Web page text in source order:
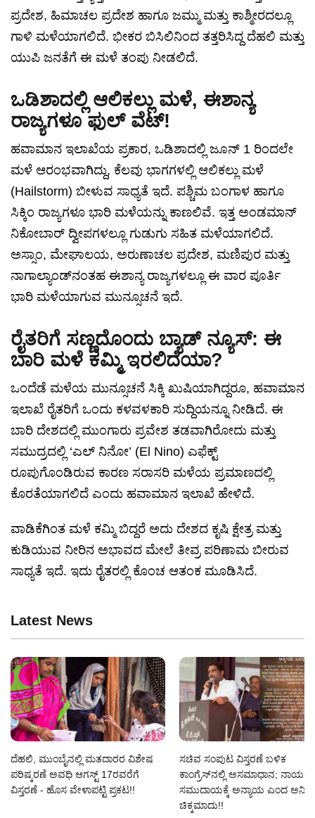
ಪ್ರದೇಶ, ಹಿಮಾಚಲ ಪ್ರದೇಶ ಹಾಗೂ ಜಮ್ಮು ಮತ್ತು ಕಾಶ್ಮೀರದಲ್ಲೂ
ಗಾಳಿ ಮಳೆಯಾಗಲಿದೆ. ಭೀಕರ ಬಿಸಿಲಿನಿಂದ ತತ್ತರಿಸಿದ್ದ ದೆಹಲಿ ಮತ್ತು
ಯುಪಿ ಜನತೆಗೆ ಈ ಮಳೆ ತಂಪು ನೀಡಲಿದೆ.
ಒಡಿಶಾದಲ್ಲಿ ಆಲಿಕಲ್ಲು ಮಳೆ, ಈಶಾನ್ಯ
ರಾಜ್ಯಗಳೂ ಫುಲ್ ವೆಟ್!
ಹವಾಮಾನ ಇಲಾಖೆಯ ಪ್ರಕಾರ, ಒಡಿಶಾದಲ್ಲಿ ಜೂನ್ 1 ರಿಂದಲೇ
ಮಳೆ ಆರಂಭವಾಗಿದ್ದು, ಕೆಲವು ಭಾಗಗಳಲ್ಲಿ ಆಲಿಕಲ್ಲು ಮಳೆ
(Hailstorm) ಬೀಳುವ ಸಾಧ್ಯತೆ ಇದೆ. ಪಶ್ಚಿಮ ಬಂಗಾಳ ಹಾಗೂ
ಸಿಕ್ಕಿಂ ರಾಜ್ಯಗಳೂ ಭಾರಿ ಮಳೆಯನ್ನು ಕಾಣಲಿವೆ. ಇತ್ತ ಅಂಡಮಾನ್
ನಿಕೋಬಾರ್ ದ್ವೀಪಗಳಲ್ಲೂ ಗುಡುಗು ಸಹಿತ ಮಳೆಯಾಗಲಿದೆ.
ಅಸ್ಸಾಂ, ಮೇಘಾಲಯ, ಅರುಣಾಚಲ ಪ್ರದೇಶ, ಮಣಿಪುರ ಮತ್ತು
ನಾಗಾಲ್ಯಾಂಡ್‌ನಂತಹ ಈಶಾನ್ಯ ರಾಜ್ಯಗಳಲ್ಲೂ ಈ ವಾರ ಪೂರ್ತಿ
ಭಾರಿ ಮಳೆಯಾಗುವ ಮುನ್ಸೂಚನೆ ಇದೆ.
ರೈತರಿಗೆ ಸಣ್ಣದೊಂದು ಬ್ಯಾಡ್ ನ್ಯೂಸ್: ಈ
ಬಾರಿ ಮಳೆ ಕಮ್ಮಿ ಇರಲಿದೆಯಾ?
ಒಂದೆಡೆ ಮಳೆಯ ಮುನ್ಸೂಚನೆ ಸಿಕ್ಕಿ ಖುಷಿಯಾಗಿದ್ದರೂ, ಹವಾಮಾನ
ಇಲಾಖೆ ರೈತರಿಗೆ ಒಂದು ಕಳವಳಕಾರಿ ಸುದ್ದಿಯನ್ನೂ ನೀಡಿದೆ. ಈ
ಬಾರಿ ದೇಶದಲ್ಲಿ ಮುಂಗಾರು ಪ್ರವೇಶ ತಡವಾಗಿರೋದು ಮತ್ತು
ಸಮುದ್ರದಲ್ಲಿ ‘ಎಲ್ ನಿನೋ’ (El Nino) ಎಫೆಕ್ಟ್
ರೂಪುಗೊಂಡಿರುವ ಕಾರಣ ಸರಾಸರಿ ಮಳೆಯ ಪ್ರಮಾಣದಲ್ಲಿ
ಕೊರತೆಯಾಗಲಿದೆ ಎಂದು ಹವಾಮಾನ ಇಲಾಖೆ ಹೇಳಿದೆ.
ವಾಡಿಕೆಗಿಂತ ಮಳೆ ಕಮ್ಮಿ ಬಿದ್ದರೆ ಅದು ದೇಶದ ಕೃಷಿ ಕ್ಷೇತ್ರ ಮತ್ತು
ಕುಡಿಯುವ ನೀರಿನ ಅಭಾವದ ಮೇಲೆ ತೀವ್ರ ಪರಿಣಾಮ ಬೀರುವ
ಸಾಧ್ಯತೆ ಇದೆ. ಇದು ರೈತರಲ್ಲಿ ಕೊಂಚ ಆತಂಕ ಮೂಡಿಸಿದೆ.
Latest News
ದೆಹಲಿ, ಮುಂಬೈನಲ್ಲಿ ಮತದಾರರ ವಿಶೇಷ
ಪರಿಷ್ಕರಣೆ ಅವಧಿ ಆಗಸ್ಟ್ 17ರವರೆಗೆ
ವಿಸ್ತರಣೆ - ಹೊಸ ವೇಳಾಪಟ್ಟಿ ಪ್ರಕಟ!!
ಸಚಿವ ಸಂಪುಟ ವಿಸ್ತರಣೆ ಬಳಿಕ
ಕಾಂಗ್ರೆಸ್‌ನಲ್ಲಿ ಅಸಮಾಧಾನ; ನಾಯಕ
ಸಮುದಾಯಕ್ಕೆ ಅನ್ಯಾಯ ಎಂದ ಅನಿಲ್
ಚಿಕ್ಕಮಾದು!!